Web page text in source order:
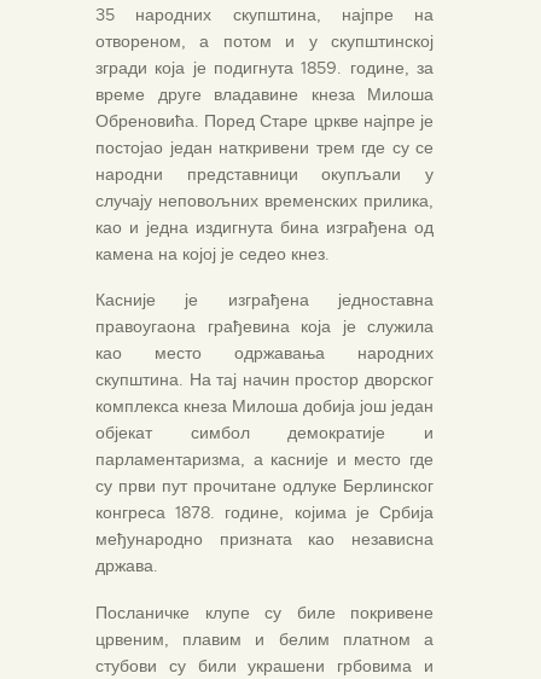
35 народних скупштина, најпре на
отвореном, а потом и у скупштинској
згради која је подигнута 1859. године, за
време друге владавине кнеза Милоша
Обреновића. Поред Старе цркве најпре је
постојао један наткривени трем где су се
народни представници окупљали у
случају неповољних временских прилика,
као и једна издигнута бина изграђена од
камена на којој је седео кнез.
Касније је изграђена једноставна
правоугаона грађевина која је служила
као место одржавања народних
скупштина. На тај начин простор дворског
комплекса кнеза Милоша добија још један
објекат симбол демократије и
парламентаризма, а касније и место где
су први пут прочитане одлуке Берлинског
конгреса 1878. године, којима је Србија
међународно призната као независна
држава.
Посланичке клупе су биле покривене
црвеним, плавим и белим платном а
стубови су били украшени грбовима и